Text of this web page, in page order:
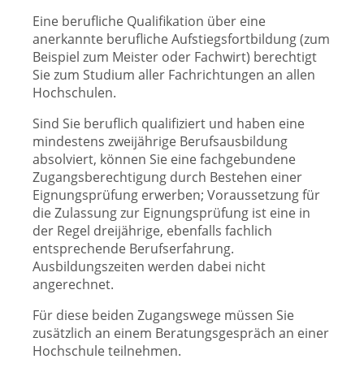
Eine berufliche Qualifikation über eine
anerkannte berufliche Aufstiegsfortbildung (zum
Beispiel zum Meister oder Fachwirt) berechtigt
Sie zum Studium aller Fachrichtungen an allen
Hochschulen.
Sind Sie beruflich qualifiziert und haben eine
mindestens zweijährige Berufsausbildung
absolviert, können Sie eine fachgebundene
Zugangsberechtigung durch Bestehen einer
Eignungsprüfung erwerben; Voraussetzung für
die Zulassung zur Eignungsprüfung ist eine in
der Regel dreijährige, ebenfalls fachlich
entsprechende Berufserfahrung.
Ausbildungszeiten werden dabei nicht
angerechnet.
Für diese beiden Zugangswege müssen Sie
zusätzlich an einem Beratungsgespräch an einer
Hochschule teilnehmen.